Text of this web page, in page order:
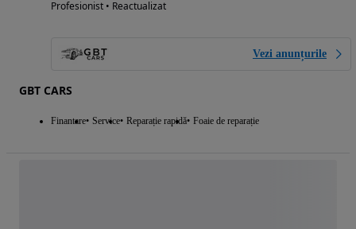
Profesionist • Reactualizat
Vezi anunțurile
GBT CARS
Finantare Service Reparație rapidă Foaie de reparație